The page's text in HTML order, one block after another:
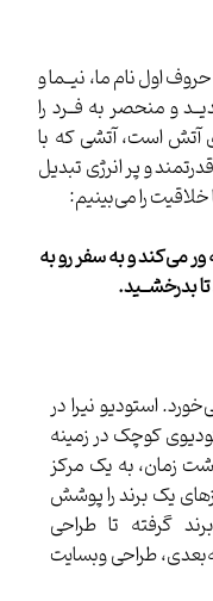
اول نام ما، نیــما و
و منحصر به فــرد را
آتش است، آتشی که با
و پر انرژی تبدیل
را می‌بینیم:
ور می‌کند و به سفر رو به
بدرخشــید.
استودیو نیرا در
استودیوی کوچک در زمینه
زمان، به یک مرکز
یک برند را پوشش
گرفته تا طراحی
طراحی وبسایت